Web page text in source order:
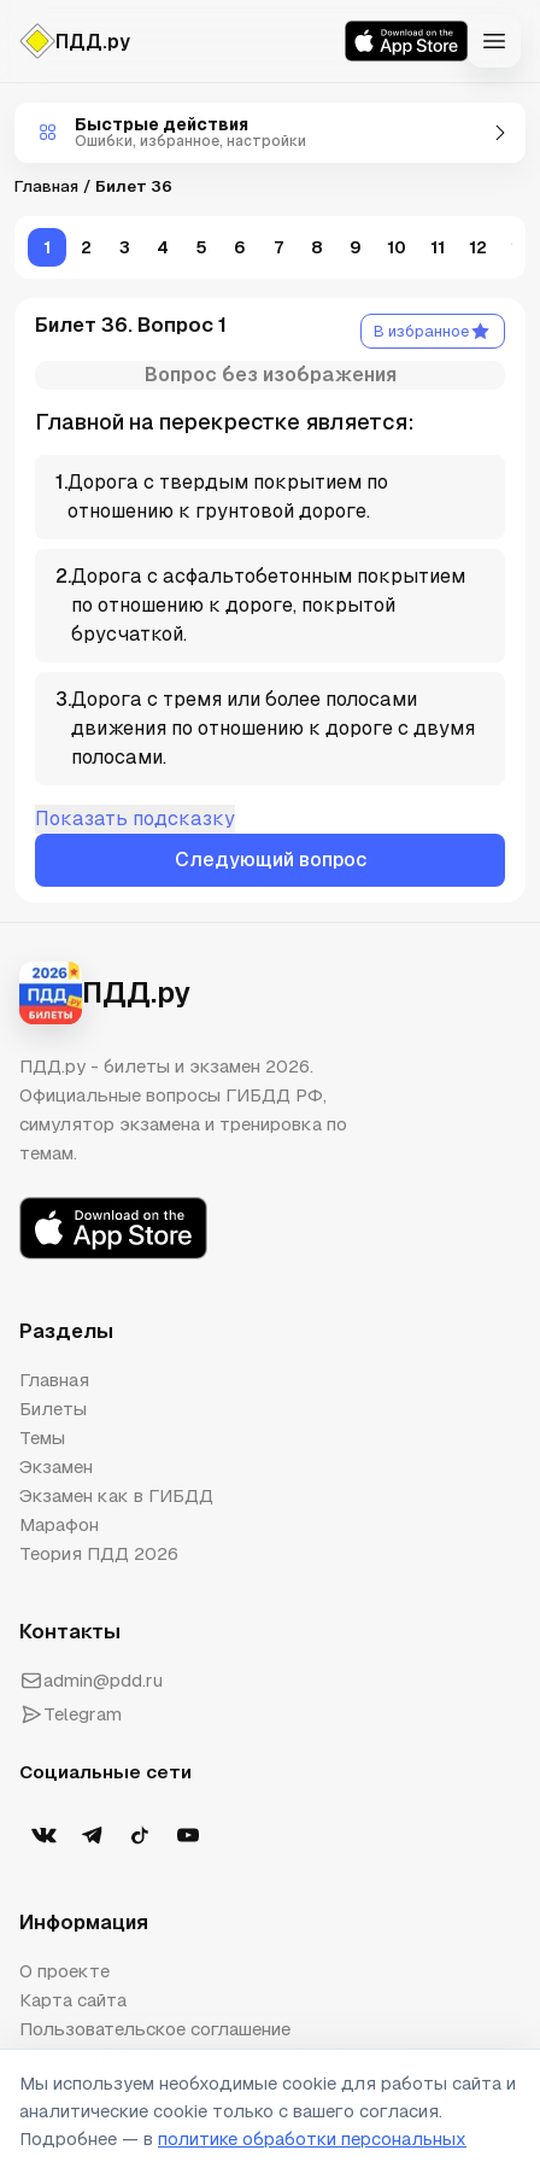
ПДД.ру
Билеты ПДД
Быстрые действия
Ошибки, избранное, настройки
Главная Билет 36
1 2 3 4 5 6 7 8 9 10 11 12 13
Билет 36. Вопрос 1 В избранное
Вопрос без изображения
Главной на перекрестке является:
1.Дорога с твердым покрытием по
отношению к грунтовой дороге.
2.Дорога с асфальтобетонным покрытием
по отношению к дороге, покрытой
брусчаткой.
3.Дорога с тремя или более полосами
движения по отношению к дороге с двумя
полосами.
Показать подсказку
Следующий вопрос
ПДД.ру
ПДД.ру - билеты и экзамен 2026.
Официальные вопросы ГИБДД РФ,
симулятор экзамена и тренировка по
темам.
Разделы
Главная
Билеты
Темы
Экзамен
Экзамен как в ГИБДД
Марафон
Теория ПДД 2026
Контакты
admin@pdd.ru
Telegram
Социальные сети
Информация
О проекте
Карта сайта
Пользовательское соглашение
Публичная оферта
Настройки cookie
Мы используем необходимые cookie для работы сайта и
аналитические cookie только с вашего согласия.
Подробнее — в политике обработки персональных